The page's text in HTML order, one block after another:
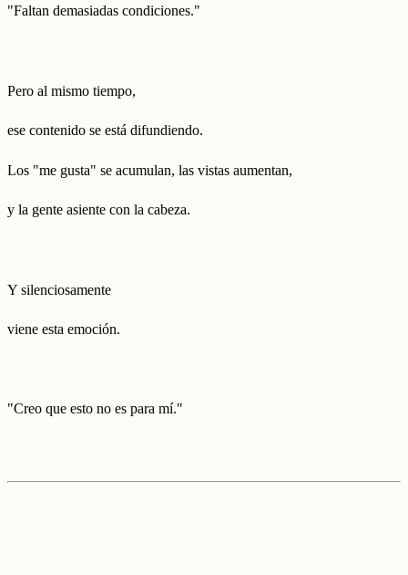
"Faltan demasiadas condiciones."
Pero al mismo tiempo,
ese contenido se está difundiendo.
Los "me gusta" se acumulan, las vistas aumentan,
y la gente asiente con la cabeza.
Y silenciosamente
viene esta emoción.
"Creo que esto no es para mí."